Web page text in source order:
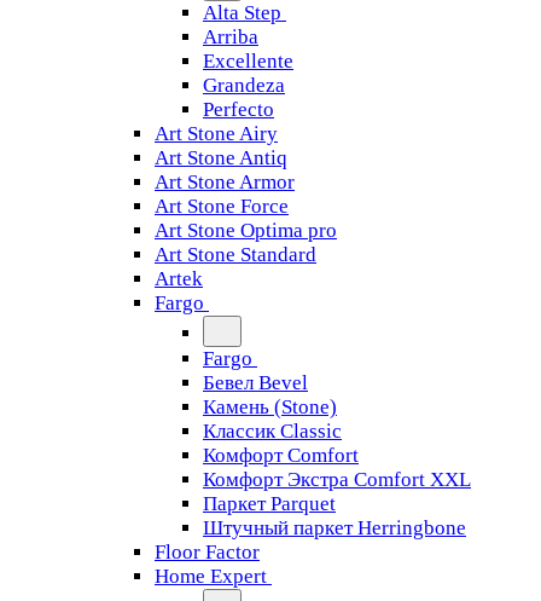
Alta Step
Arriba
Excellente
Grandeza
Perfecto
Art Stone Airy
Art Stone Antiq
Art Stone Armor
Art Stone Force
Art Stone Optima pro
Art Stone Standard
Artek
Fargo
Fargo
Бевел Bevel
Камень (Stone)
Классик Classic
Комфорт Comfort
Комфорт Экстра Comfort XXL
Паркет Parquet
Штучный паркет Herringbone
Floor Factor
Home Expert